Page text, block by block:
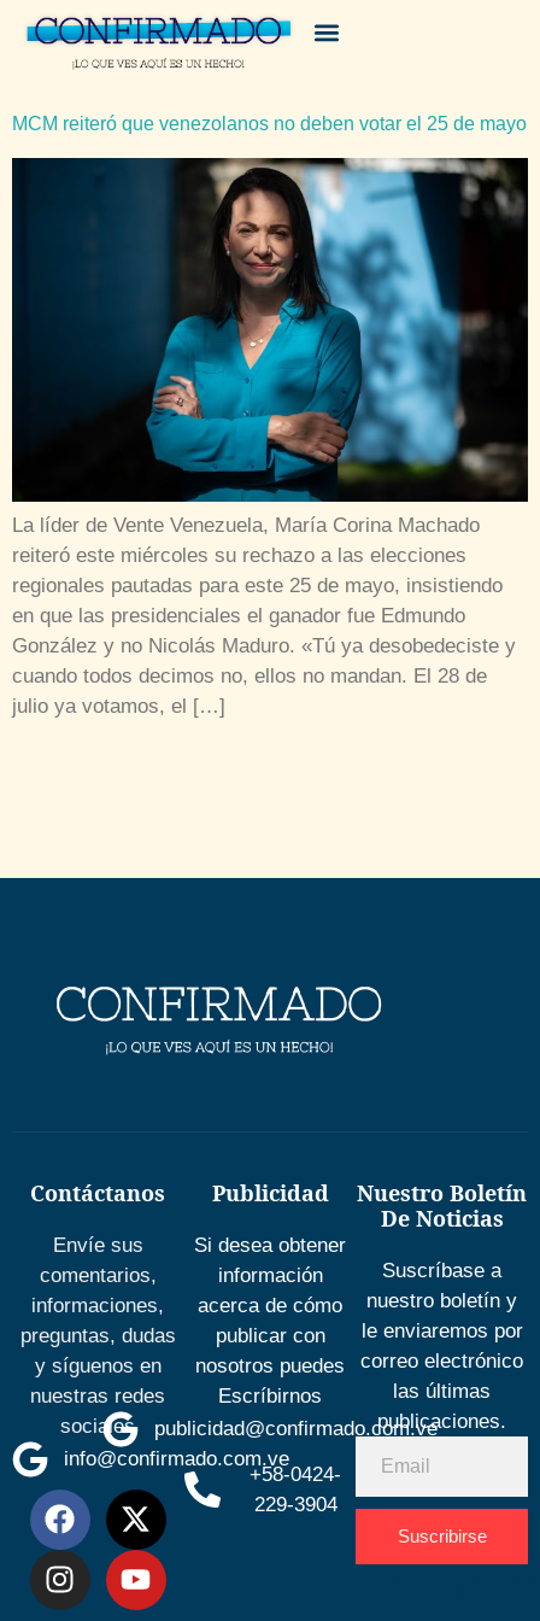
MCM reiteró que venezolanos no deben votar el 25 de mayo
La líder de Vente Venezuela, María Corina Machado
reiteró este miércoles su rechazo a las elecciones
regionales pautadas para este 25 de mayo, insistiendo
en que las presidenciales el ganador fue Edmundo
González y no Nicolás Maduro. «Tú ya desobedeciste y
cuando todos decimos no, ellos no mandan. El 28 de
julio ya votamos, el […]
Contáctanos
Envíe sus
comentarios,
informaciones,
preguntas, dudas
y síguenos en
nuestras redes
sociales
info@confirmado.com.ve
Publicidad
Si desea obtener
información
acerca de cómo
publicar con
nosotros puedes
Escríbirnos
publicidad@confirmado.com.ve
+58-0424-
229-3904
Nuestro Boletín
De Noticias
Suscríbase a
nuestro boletín y
le enviaremos por
correo electrónico
las últimas
publicaciones.
Suscribirse